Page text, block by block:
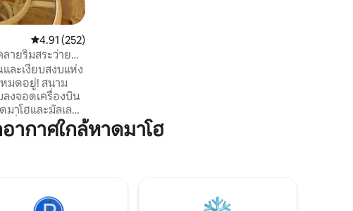
คะแนนเฉลี่ย 4.91 จาก 5, 252 รีวิว
4.91 (252)
ายริมสระว่ายน้ำ
ละเงียบสงบแห่ง
ยู่! สนาม
งจอดเครื่องบิน
าโฮและมัลเลต์
ที่มีอาหารเช้า/
ต์สดใหม่ทุกวัน
ยามค่ำคืน ทุก
กาศใกล้หาดมาโฮ